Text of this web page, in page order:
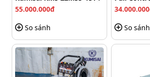
55.000.000đ
So sánh
So sánh